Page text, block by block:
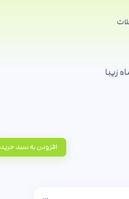
افزودن به سبد خرید